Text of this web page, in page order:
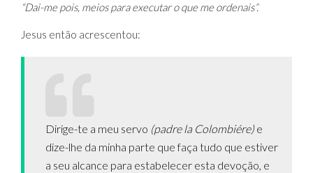
“Dai-me pois, meios para executar o que me ordenais”.
Jesus então acrescentou:
Dirige-te a meu servo (padre la Colombiére) e
dize-lhe da minha parte que faça tudo que estiver
a seu alcance para estabelecer esta devoção, e